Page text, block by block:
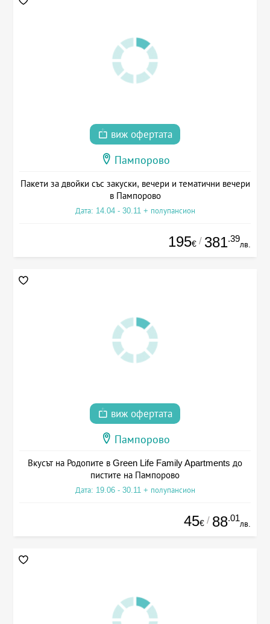
виж офертата
Пампорово
Пакети за двойки със закуски, вечери и тематични вечери
в Пампорово
Дата: 14.04 - 30.11 + полупансион
195€ / 381.39
лв.
виж офертата
Пампорово
Вкусът на Родопите в Green Life Family Apartments до
пистите на Пампорово
Дата: 19.06 - 30.11 + полупансион
45€ / 88.01
лв.